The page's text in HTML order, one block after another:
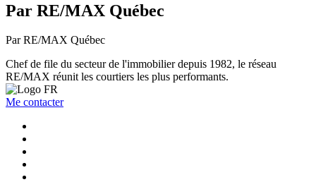
Par RE/MAX Québec
Par RE/MAX Québec
Chef de file du secteur de l'immobilier depuis 1982, le réseau
RE/MAX réunit les courtiers les plus performants.
Me contacter